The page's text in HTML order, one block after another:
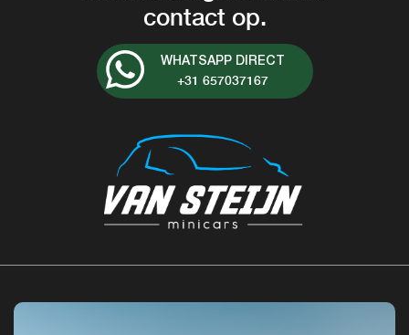
contact op.
WHATSAPP DIRECT
+31 657037167